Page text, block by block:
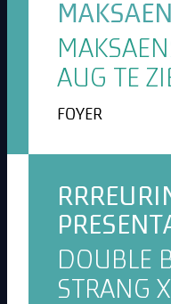
AUG TE
FOYER
DOUBLE
STRANG